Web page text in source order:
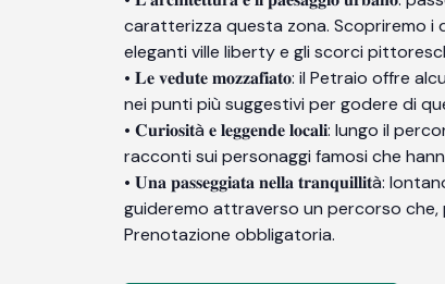
caratterizza questa zona. Scopriremo i
eleganti ville liberty e gli scorci
• 𝐋𝐞 𝐯𝐞𝐝𝐮𝐭𝐞 𝐦𝐨𝐳𝐳𝐚𝐟𝐢𝐚𝐭𝐨: il Petraio
nei punti più suggestivi per godere di
• 𝐂𝐮𝐫𝐢𝐨𝐬𝐢𝐭à 𝐞 𝐥𝐞𝐠𝐠𝐞𝐧𝐝𝐞 𝐥𝐨𝐜𝐚𝐥𝐢: lungo
racconti sui personaggi famosi che
• 𝐔𝐧𝐚 𝐩𝐚𝐬𝐬𝐞𝐠𝐠𝐢𝐚𝐭𝐚 𝐧𝐞𝐥𝐥𝐚
guideremo attraverso un percorso
Prenotazione obbligatoria.